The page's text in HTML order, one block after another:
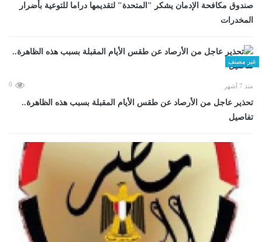
صندوق مكافحة الإدمان يشكر "المتحدة" لتقديمها دراما للتوعية بأضرار
المخدرات
غير مصنف
منذ 7 أشهر 0
تحذير عاجل من الأرصاد عن طقس الأيام المقبلة بسبب هذه الظاهرة..
تفاصيل